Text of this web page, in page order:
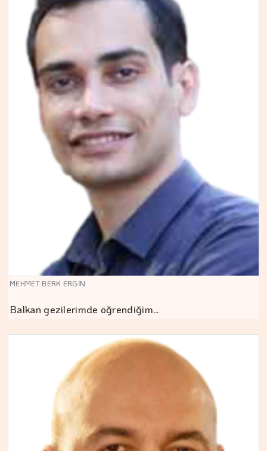
MEHMET BERK ERGİN
Balkan gezilerimde öğrendiğim…